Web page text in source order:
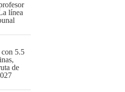
línea
5.5
de